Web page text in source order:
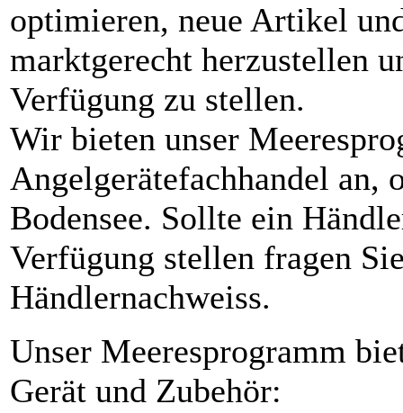
optimieren, neue Artikel
marktgerecht herzustellen
Verfügung zu stellen.
Wir bieten unser
Angelgerätefachhandel an,
Bodensee. Sollte ein
Verfügung stellen fragen
Händlernachweiss.
Unser Meeresprogramm
Gerät und Zubehör: